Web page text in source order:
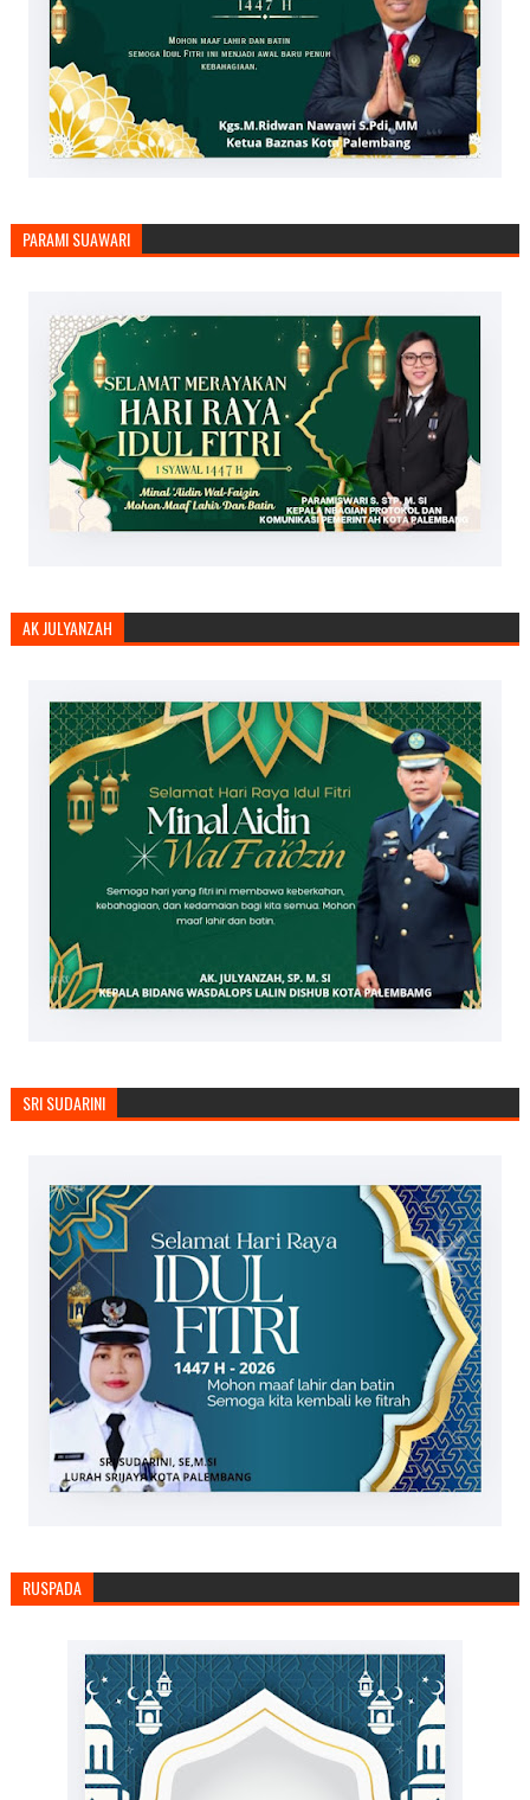
PARAMI SUAWARI
AK JULYANZAH
SRI SUDARINI
RUSPADA